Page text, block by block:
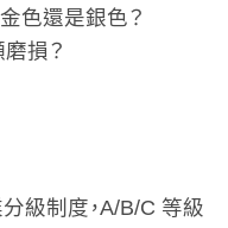
金色還是銀色？
磨損？
級制度，A/B/C 等級